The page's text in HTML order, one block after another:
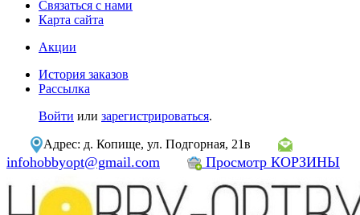
Связаться с нами
Карта сайта
Акции
История заказов
Рассылка
Войти или зарегистрироваться.
Адрес: д. Копище, ул. Подгорная, 21в
infohobbyopt@gmail.com Просмотр КОРЗИНЫ